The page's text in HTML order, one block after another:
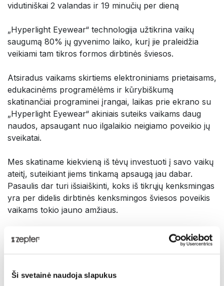
Ši svetainė naudoja slapukus
vidutiniškai 2 valandas ir 19 minučių per dieną
„Hyperlight Eyewear“ technologija užtikrina vaikų
saugumą 80% jų gyvenimo laiko, kurį jie praleidžia
veikiami tam tikros formos dirbtinės šviesos.
Atsiradus vaikams skirtiems elektroniniams prietaisams,
edukacinėms programėlėms ir kūrybiškumą
skatinančiai programinei įrangai, laikas prie ekrano su
„Hyperlight Eyewear“ akiniais suteiks vaikams daug
naudos, apsaugant nuo ilgalaikio neigiamo poveikio jų
sveikatai.
Mes skatiname kiekvieną iš tėvų investuoti į savo vaikų
ateitį, suteikiant jiems tinkamą apsaugą jau dabar.
Pasaulis dar turi išsiaiškinti, koks iš tikrųjų kenksmingas
yra per didelis dirbtinės kenksmingos šviesos poveikis
vaikams tokio jauno amžiaus.
„Hyperlight Eyewear“ akiniai vaikams yra
sprendimas be jokių kompromisų.
Evoliucijos eigoje mes prisitaikėme prie išsklaidytų